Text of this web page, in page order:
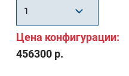
1
Цена конфигурации:
456300 р.